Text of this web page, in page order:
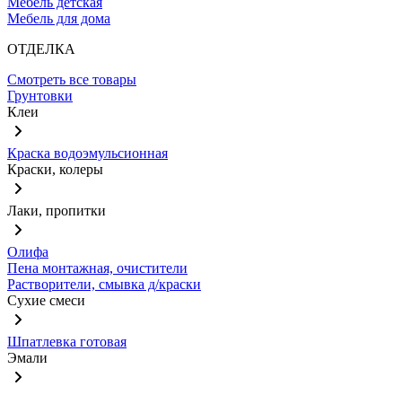
Мебель для дома
ОТДЕЛКА
Смотреть все товары
Грунтовки
Клеи
Краска водоэмульсионная
Краски, колеры
Лаки, пропитки
Олифа
Пена монтажная, очистители
Растворители, смывка д/краски
Сухие смеси
Шпатлевка готовая
Эмали